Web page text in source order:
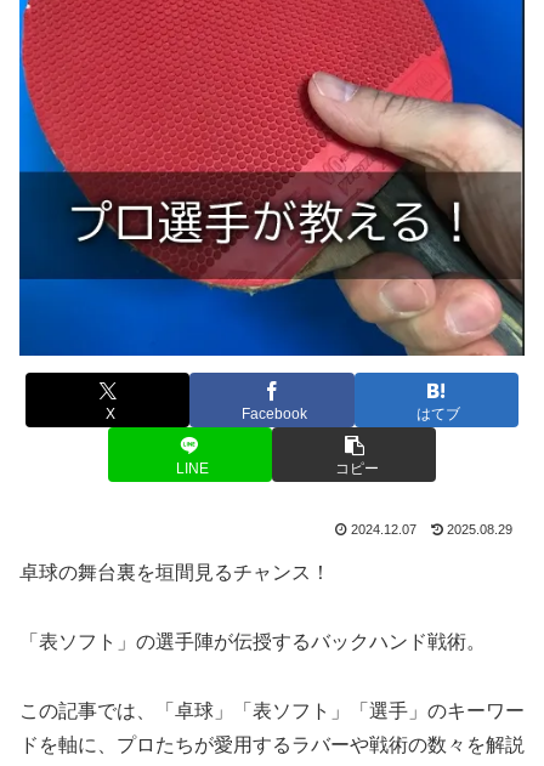
X Facebook はてブ
LINE コピー
2024.12.07 2025.08.29
卓球の舞台裏を垣間見るチャンス！
「表ソフト」の選手陣が伝授するバックハンド戦術。
この記事では、「卓球」「表ソフト」「選手」のキーワー
ドを軸に、プロたちが愛用するラバーや戦術の数々を解説